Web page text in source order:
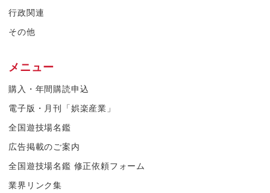
行政関連
その他
メニュー
購入・年間購読申込
電子版・月刊「娯楽産業」
全国遊技場名鑑
広告掲載のご案内
全国遊技場名鑑 修正依頼フォーム
業界リンク集